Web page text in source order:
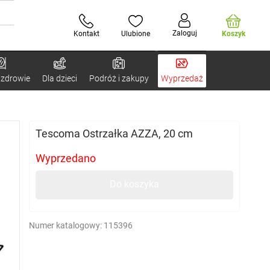
Kontakt Ulubione Zaloguj Koszyk
Dla dzieci Podróż i zakupy Wyprzedaż
Tescoma Ostrzałka AZZA, 20 cm
Wyprzedano
Numer katalogowy: 115396